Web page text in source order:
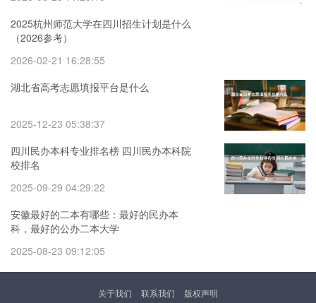
2025杭州师范大学在四川招生计划是什么
（2026参考）
2026-02-21 16:28:55
湖北省高考志愿填报平台是什么
2025-12-23 05:38:37
四川民办本科专业排名榜 四川民办本科院
校排名
2025-09-29 04:29:22
安徽最好的二本有哪些：最好的民办本
科，最好的公办二本大学
2025-08-23 09:12:05
关于我们 联系我们 版权声明